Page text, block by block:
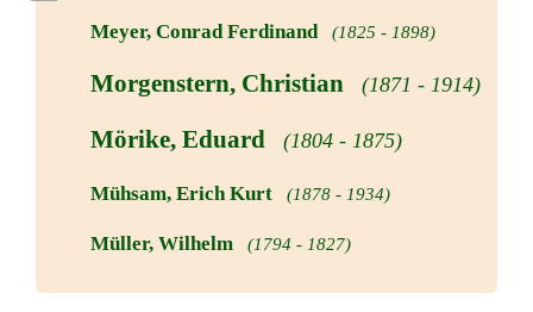
Meyer, Conrad Ferdinand (1825 - 1898)
Morgenstern, Christian (1871 - 1914)
Mörike, Eduard (1804 - 1875)
Mühsam, Erich Kurt (1878 - 1934)
Müller, Wilhelm (1794 - 1827)